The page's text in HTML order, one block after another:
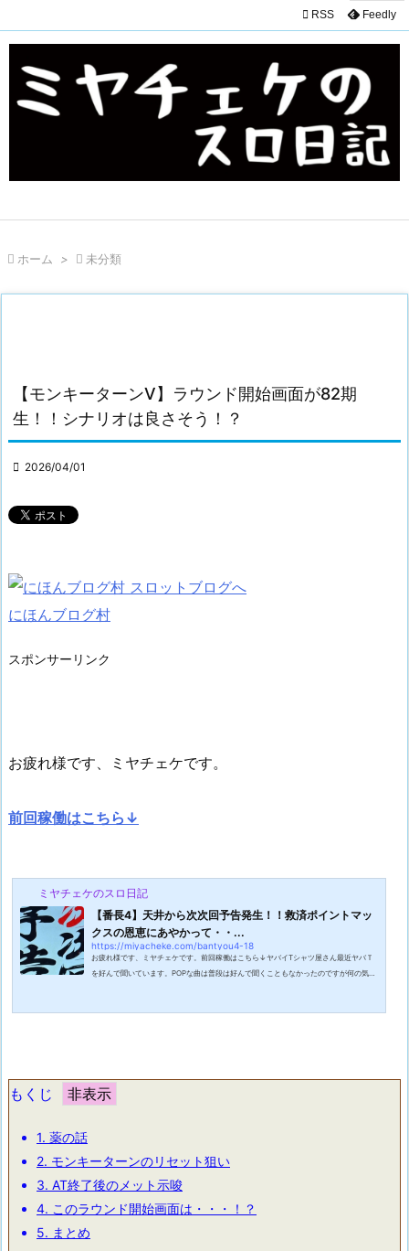
 RSS Feedly
 ホーム >  未分類
【モンキーターンV】ラウンド開始画面が82期
生！！シナリオは良さそう！？
 2026/04/01
にほんブログ村
スポンサーリンク
お疲れ様です、ミヤチェケです。
前回稼働はこちら↓
ミヤチェケのスロ日記
【番長4】天井から次次回予告発生！！救済ポイントマッ
クスの恩恵にあやかって・・...
https://miyacheke.com/bantyou4-18
お疲れ様です、ミヤチェケです。前回稼働はこちら↓ヤバイTシャツ屋さん最近ヤバＴ
を好んで聞いています。POPな曲は普段は好んで聞くこともなかったのですが何の気な
もくじ
1. 薬の話
2. モンキーターンのリセット狙い
3. AT終了後のメット示唆
4. このラウンド開始画面は・・・！？
5. まとめ